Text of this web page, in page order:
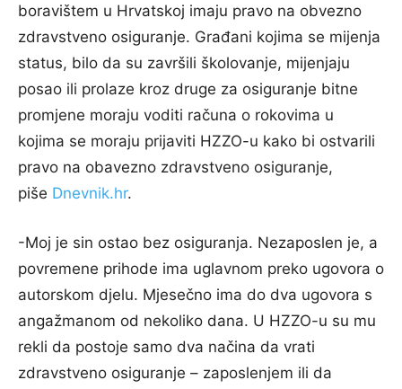
boravištem u Hrvatskoj imaju pravo na obvezno
zdravstveno osiguranje. Građani kojima se mijenja
status, bilo da su završili školovanje, mijenjaju
posao ili prolaze kroz druge za osiguranje bitne
promjene moraju voditi računa o rokovima u
kojima se moraju prijaviti HZZO-u kako bi ostvarili
pravo na obavezno zdravstveno osiguranje,
piše Dnevnik.hr.
-Moj je sin ostao bez osiguranja. Nezaposlen je, a
povremene prihode ima uglavnom preko ugovora o
autorskom djelu. Mjesečno ima do dva ugovora s
angažmanom od nekoliko dana. U HZZO-u su mu
rekli da postoje samo dva načina da vrati
zdravstveno osiguranje – zaposlenjem ili da